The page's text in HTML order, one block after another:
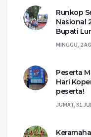
Runkop
Nasional
Bupati
MINGGU, 2
Peserta
Hari
peserta!
JUMAT, 31